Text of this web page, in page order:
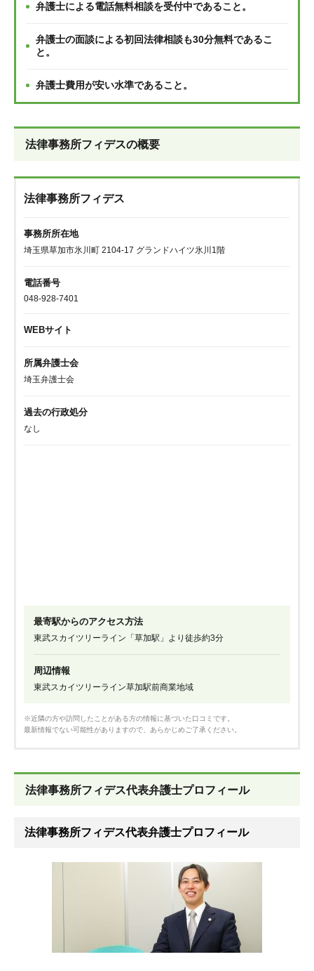
弁護士による電話無料相談を受付中であること。
弁護士の面談による初回法律相談も30分無料であるこ
と。
弁護士費用が安い水準であること。
法律事務所フィデスの概要
法律事務所フィデス
事務所所在地
埼玉県草加市氷川町 2104-17 グランドハイツ氷川1階
電話番号
048-928-7401
WEBサイト
所属弁護士会
埼玉弁護士会
過去の行政処分
なし
最寄駅からのアクセス方法
東武スカイツリーライン「草加駅」より徒歩約3分
周辺情報
東武スカイツリーライン草加駅前商業地域
※近隣の方や訪問したことがある方の情報に基づいた口コミです。
最新情報でない可能性がありますので、あらかじめご了承ください。
法律事務所フィデス代表弁護士プロフィール
法律事務所フィデス代表弁護士プロフィール